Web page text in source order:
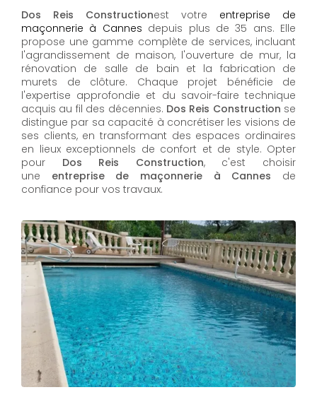
Dos Reis Constructionest votre entreprise de
maçonnerie à Cannes depuis plus de 35 ans. Elle
propose une gamme complète de services, incluant
l'agrandissement de maison, l'ouverture de mur, la
rénovation de salle de bain et la fabrication de
murets de clôture. Chaque projet bénéficie de
l'expertise approfondie et du savoir-faire technique
acquis au fil des décennies. Dos Reis Construction se
distingue par sa capacité à concrétiser les visions de
ses clients, en transformant des espaces ordinaires
en lieux exceptionnels de confort et de style. Opter
pour Dos Reis Construction, c'est choisir
une entreprise de maçonnerie à Cannes de
confiance pour vos travaux.